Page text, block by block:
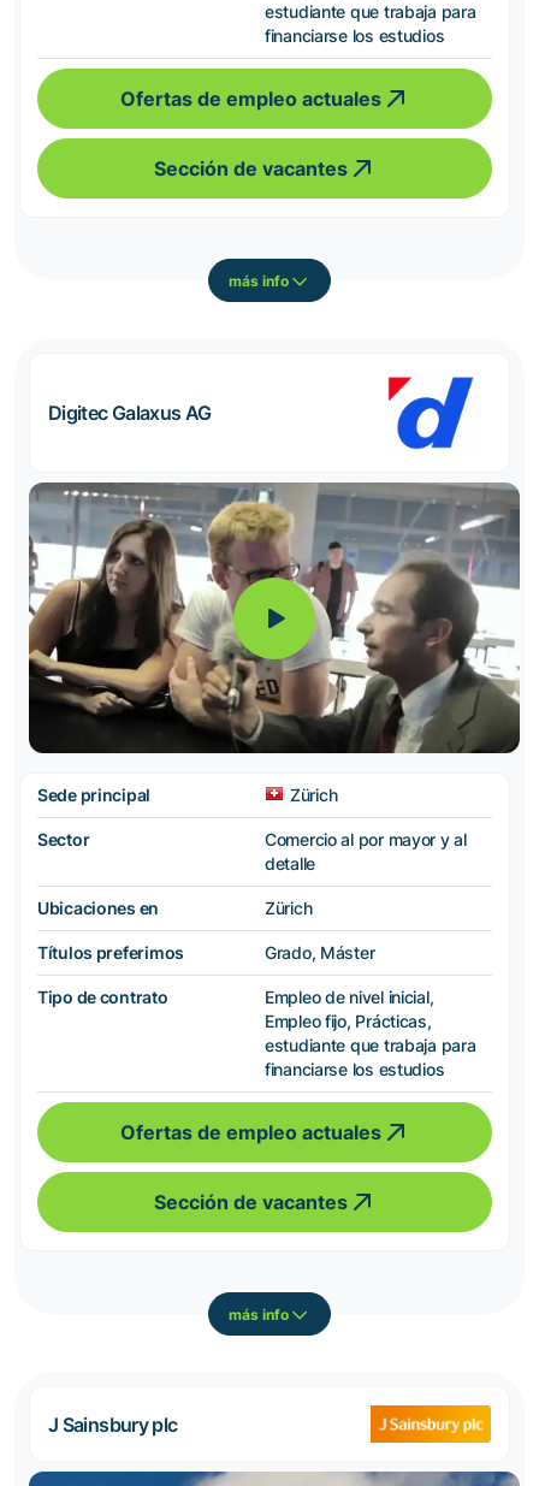
estudiante que trabaja para
financiarse los estudios
Ofertas de empleo actuales
Sección de vacantes
más info
Digitec Galaxus AG
Sede principal Zürich
Sector
Comercio al por mayor y al
detalle
Ubicaciones en Zürich
Títulos preferimos Grado, Máster
Tipo de contrato
Empleo de nivel inicial,
Empleo fijo, Prácticas,
estudiante que trabaja para
financiarse los estudios
Ofertas de empleo actuales
Sección de vacantes
más info
J Sainsbury plc